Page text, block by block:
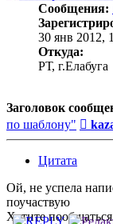
Сообщения:
30 янв 2012,
Откуда:
РТ, г.Елабуга
Заголовок
по шаблону"
Цитата
Ой, не успела
поучаствую
Хотите